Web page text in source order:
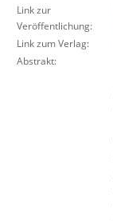
Link zur
Veröffentlichung:
Link zum Verlag:
Abstrakt: